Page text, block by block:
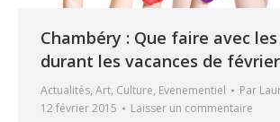
Chambéry : Que faire avec
durant les vacances de
Actualités, Art, Culture, Evenementiel Par
12 février 2015
Laisser un commentaire